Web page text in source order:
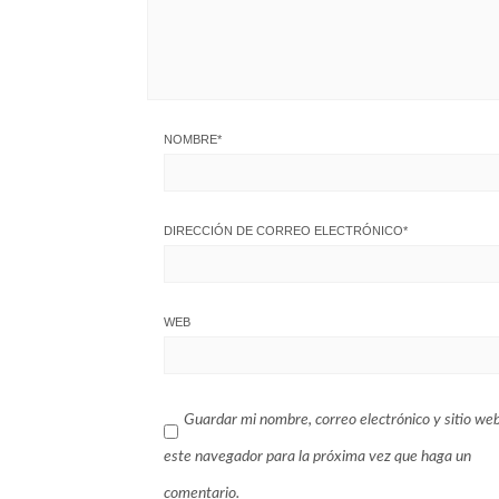
NOMBRE*
DIRECCIÓN DE CORREO ELECTRÓNICO*
WEB
Guardar mi nombre, correo electrónico y sitio
este navegador para la próxima vez que haga un
comentario.